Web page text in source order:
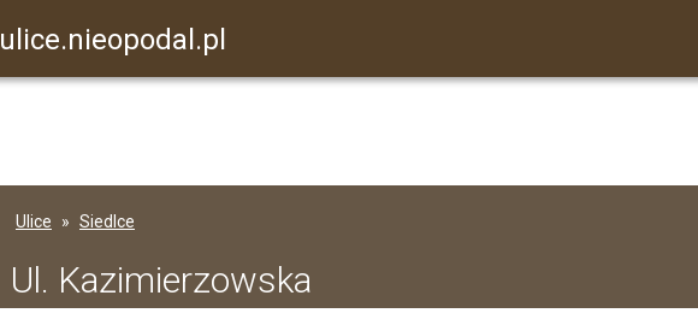
ulice.nieopodal.pl
Ulice Siedlce
Ul. Kazimierzowska